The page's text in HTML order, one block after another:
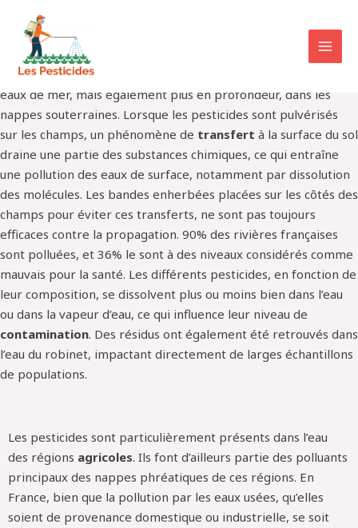
POLLUTION DE L'EAU
Les pesticides se répandent également dans l’eau. On en a
relevé dans les pluies, les bruines, les eaux superficielles et les
eaux de mer, mais également plus en profondeur, dans les
nappes souterraines. Lorsque les pesticides sont pulvérisés
sur les champs, un phénomène de transfert à la surface du sol
draine une partie des substances chimiques, ce qui entraîne
une pollution des eaux de surface, notamment par dissolution
des molécules. Les bandes enherbées placées sur les côtés des
champs pour éviter ces transferts, ne sont pas toujours
efficaces contre la propagation. 90% des rivières françaises
sont polluées, et 36% le sont à des niveaux considérés comme
mauvais pour la santé. Les différents pesticides, en fonction de
leur composition, se dissolvent plus ou moins bien dans l’eau
ou dans la vapeur d’eau, ce qui influence leur niveau de
contamination. Des résidus ont également été retrouvés dans
l’eau du robinet, impactant directement de larges échantillons
de populations.
Les pesticides sont particulièrement présents dans l’eau
des régions agricoles. Ils font d’ailleurs partie des polluants
principaux des nappes phréatiques de ces régions. En
France, bien que la pollution par les eaux usées, qu’elles
soient de provenance domestique ou industrielle, se soit